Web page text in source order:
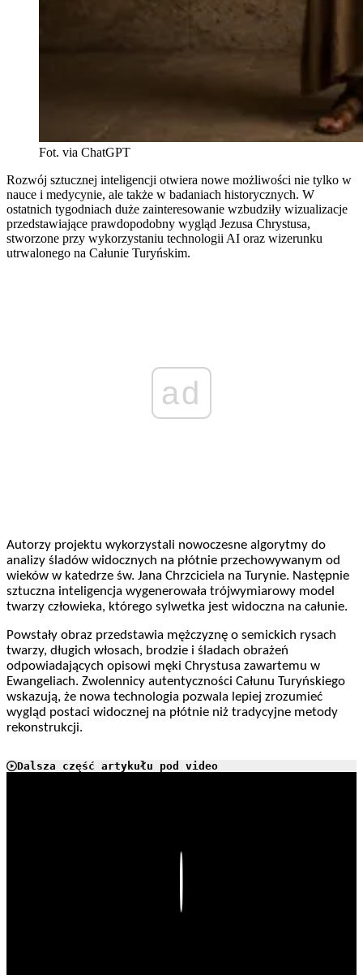
Fot. via ChatGPT
Rozwój sztucznej inteligencji otwiera nowe możliwości nie tylko w
nauce i medycynie, ale także w badaniach historycznych. W
ostatnich tygodniach duże zainteresowanie wzbudziły wizualizacje
przedstawiające prawdopodobny wygląd Jezusa Chrystusa,
stworzone przy wykorzystaniu technologii AI oraz wizerunku
utrwalonego na Całunie Turyńskim.
ad
Autorzy projektu wykorzystali nowoczesne algorytmy do
analizy śladów widocznych na płótnie przechowywanym od
wieków w katedrze św. Jana Chrzciciela na Turynie. Następnie
sztuczna inteligencja wygenerowała trójwymiarowy model
twarzy człowieka, którego sylwetka jest widoczna na całunie.
Powstały obraz przedstawia mężczyznę o semickich rysach
twarzy, długich włosach, brodzie i śladach obrażeń
odpowiadających opisowi męki Chrystusa zawartemu w
Ewangeliach. Zwolennicy autentyczności Całunu Turyńskiego
wskazują, że nowa technologia pozwala lepiej zrozumieć
wygląd postaci widocznej na płótnie niż tradycyjne metody
rekonstrukcji.
Dalsza część artykułu pod video